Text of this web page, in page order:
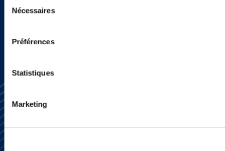
Nécessaires
Préférences
Statistiques
Marketing
INSCRIVEZ-VOUS ICI